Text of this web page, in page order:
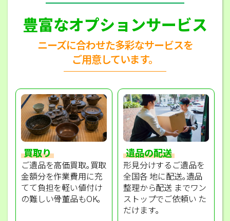
豊富なオプションサービス
ニーズに合わせた多彩なサービスを
ご用意しています。
買取り
ご遺品を高価買取｡買取
金額分を作業費用に充
てて負担を軽い値付け
の難しい骨董品もOK｡
遺品の配送
形見分けするご遺品を
全国各 地に配送｡遺品
整理から配送 までワン
ストップでご依頼い た
だけます｡